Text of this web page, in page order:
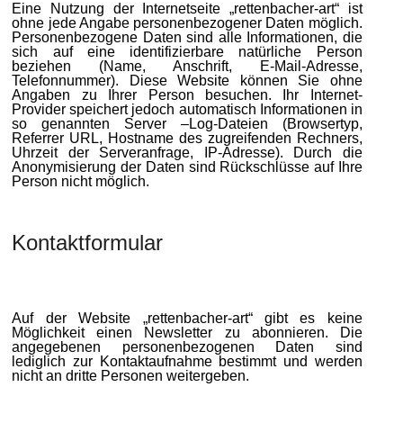
Eine Nutzung der Internetseite „rettenbacher-art“ ist
ohne jede Angabe personenbezogener Daten möglich.
Personenbezogene Daten sind alle Informationen, die
sich auf eine identifizierbare natürliche Person
beziehen (Name, Anschrift, E-Mail-Adresse,
Telefonnummer). Diese Website können Sie ohne
Angaben zu Ihrer Person besuchen. Ihr Internet-
Provider speichert jedoch automatisch Informationen in
so genannten Server –Log-Dateien (Browsertyp,
Referrer URL, Hostname des zugreifenden Rechners,
Uhrzeit der Serveranfrage, IP-Adresse). Durch die
Anonymisierung der Daten sind Rückschlüsse auf Ihre
Person nicht möglich.
Kontaktformular
Auf der Website „rettenbacher-art“ gibt es keine
Möglichkeit einen Newsletter zu abonnieren. Die
angegebenen personenbezogenen Daten sind
lediglich zur Kontaktaufnahme bestimmt und werden
nicht an dritte Personen weitergeben.